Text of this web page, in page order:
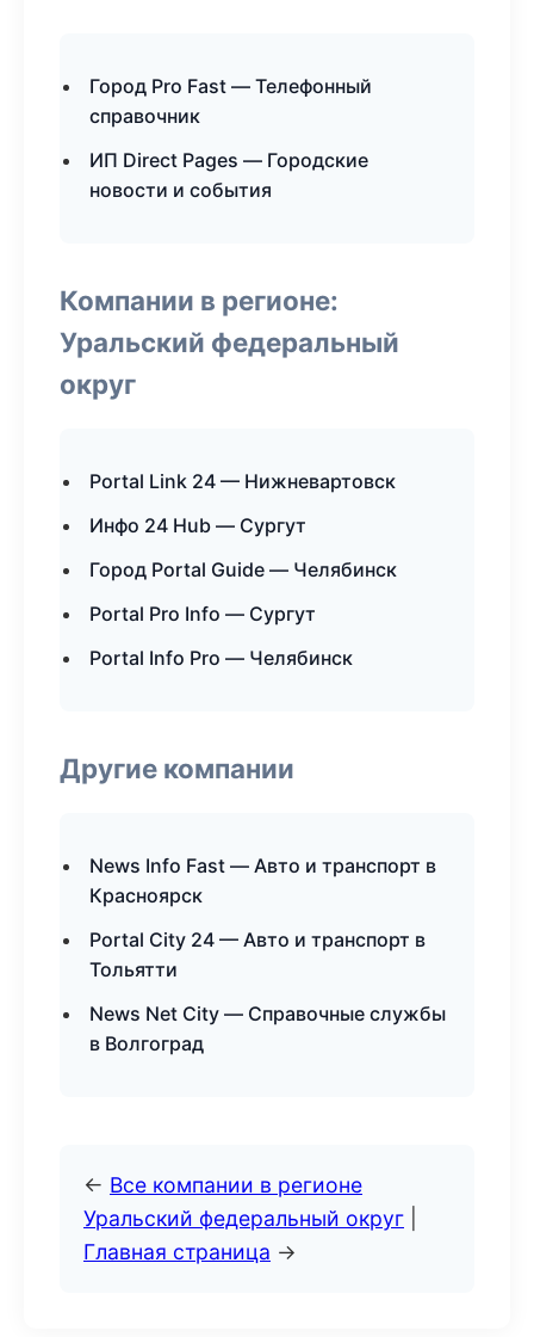
Город Pro Fast — Телефонный
справочник
ИП Direct Pages — Городские
новости и события
Компании в регионе:
Уральский федеральный
округ
Portal Link 24 — Нижневартовск
Инфо 24 Hub — Сургут
Город Portal Guide — Челябинск
Portal Pro Info — Сургут
Portal Info Pro — Челябинск
Другие компании
News Info Fast — Авто и транспорт в
Красноярск
Portal City 24 — Авто и транспорт в
Тольятти
News Net City — Справочные службы
в Волгоград
← Все компании в регионе
Уральский федеральный округ
Главная страница →